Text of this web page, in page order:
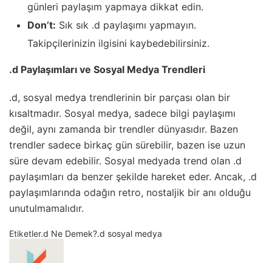
günleri paylaşım yapmaya dikkat edin.
Don’t: Sık sık .d paylaşımı yapmayın.
Takipçilerinizin ilgisini kaybedebilirsiniz.
.d Paylaşımları ve Sosyal Medya Trendleri
.d, sosyal medya trendlerinin bir parçası olan bir
kısaltmadır. Sosyal medya, sadece bilgi paylaşımı
değil, aynı zamanda bir trendler dünyasıdır. Bazen
trendler sadece birkaç gün sürebilir, bazen ise uzun
süre devam edebilir. Sosyal medyada trend olan .d
paylaşımları da benzer şekilde hareket eder. Ancak, .d
paylaşımlarında odağın retro, nostaljik bir anı olduğu
unutulmamalıdır.
Etiketler.d Ne Demek?.d sosyal medya